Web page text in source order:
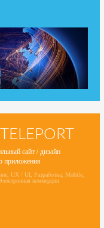
сайт / дизайн
приложения
UX / UI, Разработка, Mobile,
коммерция